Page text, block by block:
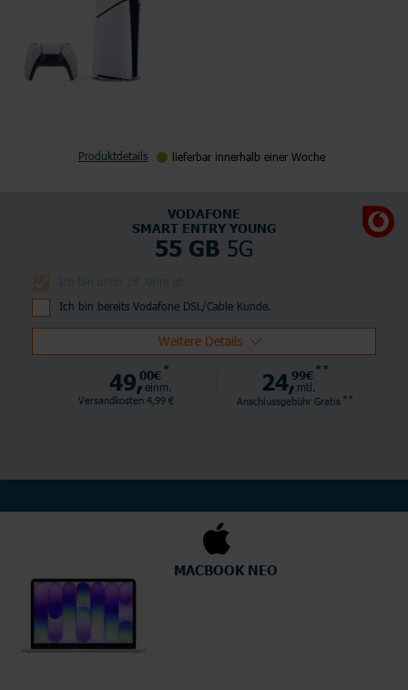
Produktdetails lieferbar innerhalb einer Woche
VODAFONE
SMART ENTRY YOUNG
55 GB 5G
Ich bin bereits Vodafone DSL/Cable Kunde.
Weitere Details
49,00€ *
einm.
Versandkosten 4,99 €
24,99€ **
mtl.
Anschlussgebühr Gratis **
MACBOOK NEO